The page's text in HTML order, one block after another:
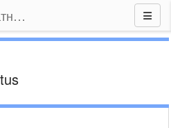
Мультитест - бесплатный подбор провайдера по адресу